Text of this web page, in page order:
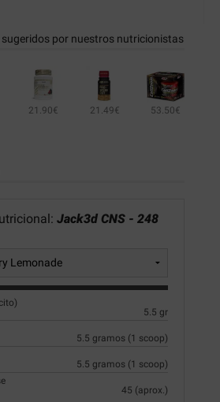
por nuestros nutricionistas
21.90€ 21.49€ 53.50€
Jack3d CNS - 248
5.5 gr
5.5 gramos (1 scoop)
5.5 gramos (1 scoop)
45 (aprox.)